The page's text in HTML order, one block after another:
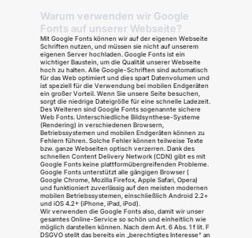
Warum verwenden wir Google
Fonts auf unserer Webseite?
Mit Google Fonts können wir auf der eigenen Webseite
Schriften nutzen, und müssen sie nicht auf unserem
eigenen Server hochladen. Google Fonts ist ein
wichtiger Baustein, um die Qualität unserer Webseite
hoch zu halten. Alle Google-Schriften sind automatisch
für das Web optimiert und dies spart Datenvolumen und
ist speziell für die Verwendung bei mobilen Endgeräten
ein großer Vorteil. Wenn Sie unsere Seite besuchen,
sorgt die niedrige Dateigröße für eine schnelle Ladezeit.
Des Weiteren sind Google Fonts sogenannte sichere
Web Fonts. Unterschiedliche Bildsynthese-Systeme
(Rendering) in verschiedenen Browsern,
Betriebssystemen und mobilen Endgeräten können zu
Fehlern führen. Solche Fehler können teilweise Texte
bzw. ganze Webseiten optisch verzerren. Dank des
schnellen Content Delivery Network (CDN) gibt es mit
Google Fonts keine plattformübergreifenden Probleme.
Google Fonts unterstützt alle gängigen Browser (
Google Chrome, Mozilla Firefox, Apple Safari, Opera)
und funktioniert zuverlässig auf den meisten modernen
mobilen Betriebssystemen, einschließlich Android 2.2+
und iOS 4.2+ (iPhone, iPad, iPod).
Wir verwenden die Google Fonts also, damit wir unser
gesamtes Online-Service so schön und einheitlich wie
möglich darstellen können. Nach dem Art. 6 Abs. 1 f lit. F
DSGVO stellt das bereits ein „berechtigtes Interesse“ an